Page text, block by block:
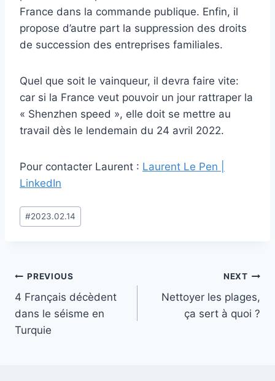
France dans la commande publique. Enfin, il
propose d’autre part la suppression des droits
de succession des entreprises familiales.
Quel que soit le vainqueur, il devra faire vite:
car si la France veut pouvoir un jour rattraper la
« Shenzhen speed », elle doit se mettre au
travail dès le lendemain du 24 avril 2022.
Pour contacter Laurent : Laurent Le Pen |
LinkedIn
Post
Tags:
#2023.02.14
Post
navigation
PREVIOUS
4 Français décèdent
dans le séisme en
Turquie
NEXT
Nettoyer les plages,
ça sert à quoi ?